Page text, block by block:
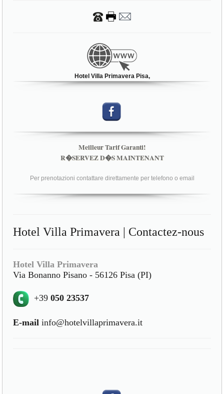
Hotel Villa Primavera Pisa,
Meilleur Tarif Garanti!
R�SERVEZ D�S MAINTENANT
Per prenotazioni contattare direttamente per telefono o email
Hotel Villa Primavera | Contactez-nous
Hotel Villa Primavera
Via Bonanno Pisano - 56126 Pisa (PI)
+39050 23537
E-mail info@hotelvillaprimavera.it